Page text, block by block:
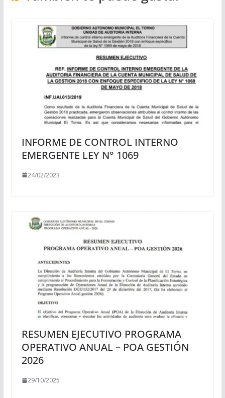
INFORME DE CONTROL INTERNO
EMERGENTE LEY N° 1069
24/02/2023
RESUMEN EJECUTIVO PROGRAMA
OPERATIVO ANUAL – POA GESTIÓN
2026
29/10/2025